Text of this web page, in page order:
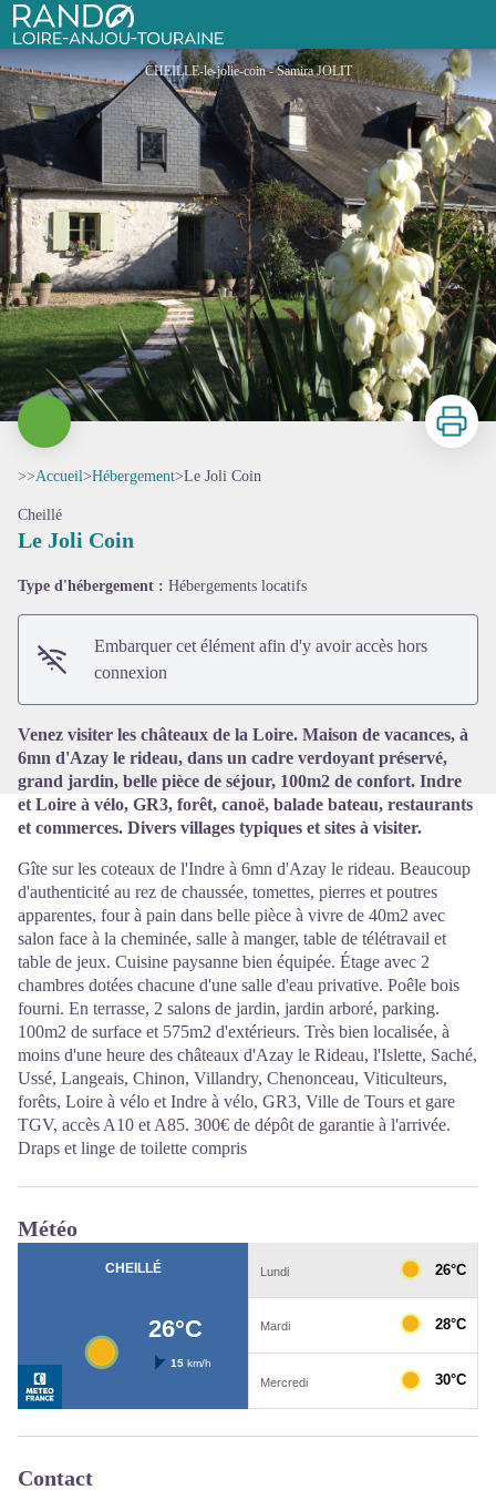
Rando Loire-Anjou-Touraine
Le Joli Coin
CHEILLE-le-jolie-coin - Samira JOLIT
Voir l'image en plein écran
Imprimer
>>Accueil>Hébergement>Le Joli Coin
Cheillé
Le Joli Coin
Type d'hébergement : Hébergements locatifs
Embarquer cet élément afin d'y avoir accès hors
connexion
Venez visiter les châteaux de la Loire. Maison de vacances, à
6mn d'Azay le rideau, dans un cadre verdoyant préservé,
grand jardin, belle pièce de séjour, 100m2 de confort. Indre
et Loire à vélo, GR3, forêt, canoë, balade bateau, restaurants
et commerces. Divers villages typiques et sites à visiter.
Gîte sur les coteaux de l'Indre à 6mn d'Azay le rideau. Beaucoup
d'authenticité au rez de chaussée, tomettes, pierres et poutres
apparentes, four à pain dans belle pièce à vivre de 40m2 avec
salon face à la cheminée, salle à manger, table de télétravail et
table de jeux. Cuisine paysanne bien équipée. Étage avec 2
chambres dotées chacune d'une salle d'eau privative. Poêle bois
fourni. En terrasse, 2 salons de jardin, jardin arboré, parking.
100m2 de surface et 575m2 d'extérieurs. Très bien localisée, à
moins d'une heure des châteaux d'Azay le Rideau, l'Islette, Saché,
Ussé, Langeais, Chinon, Villandry, Chenonceau, Viticulteurs,
forêts, Loire à vélo et Indre à vélo, GR3, Ville de Tours et gare
TGV, accès A10 et A85. 300€ de dépôt de garantie à l'arrivée.
Draps et linge de toilette compris
Météo
Contact